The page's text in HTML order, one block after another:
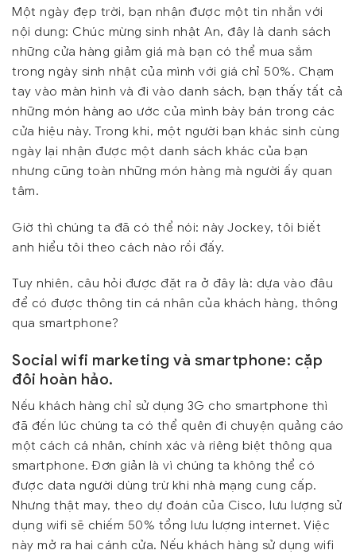
Một ngày đẹp trời, bạn nhận được một tin nhắn với
nội dung: Chúc mừng sinh nhật An, đây là danh sách
những cửa hàng giảm giá mà bạn có thể mua sắm
trong ngày sinh nhật của mình với giá chỉ 50%. Chạm
tay vào màn hình và đi vào danh sách, bạn thấy tất cả
những món hàng ao ước của mình bày bán trong các
cửa hiệu này. Trong khi, một người bạn khác sinh cùng
ngày lại nhận được một danh sách khác của bạn
nhưng cũng toàn những món hàng mà người ấy quan
tâm.
Giờ thì chúng ta đã có thể nói: này Jockey, tôi biết
anh hiểu tôi theo cách nào rồi đấy.
Tuy nhiên, câu hỏi được đặt ra ở đây là: dựa vào đâu
để có được thông tin cá nhân của khách hàng, thông
qua smartphone?
Social wifi marketing và smartphone: cặp
đôi hoàn hảo.
Nếu khách hàng chỉ sử dụng 3G cho smartphone thì
đã đến lúc chúng ta có thể quên đi chuyện quảng cáo
một cách cá nhân, chính xác và riêng biệt thông qua
smartphone. Đơn giản là vì chúng ta không thể có
được data người dùng trừ khi nhà mạng cung cấp.
Nhưng thật may, theo dự đoán của Cisco, lưu lượng sử
dụng wifi sẽ chiếm 50% tổng lưu lượng internet. Việc
này mở ra hai cánh cửa. Nếu khách hàng sử dụng wifi